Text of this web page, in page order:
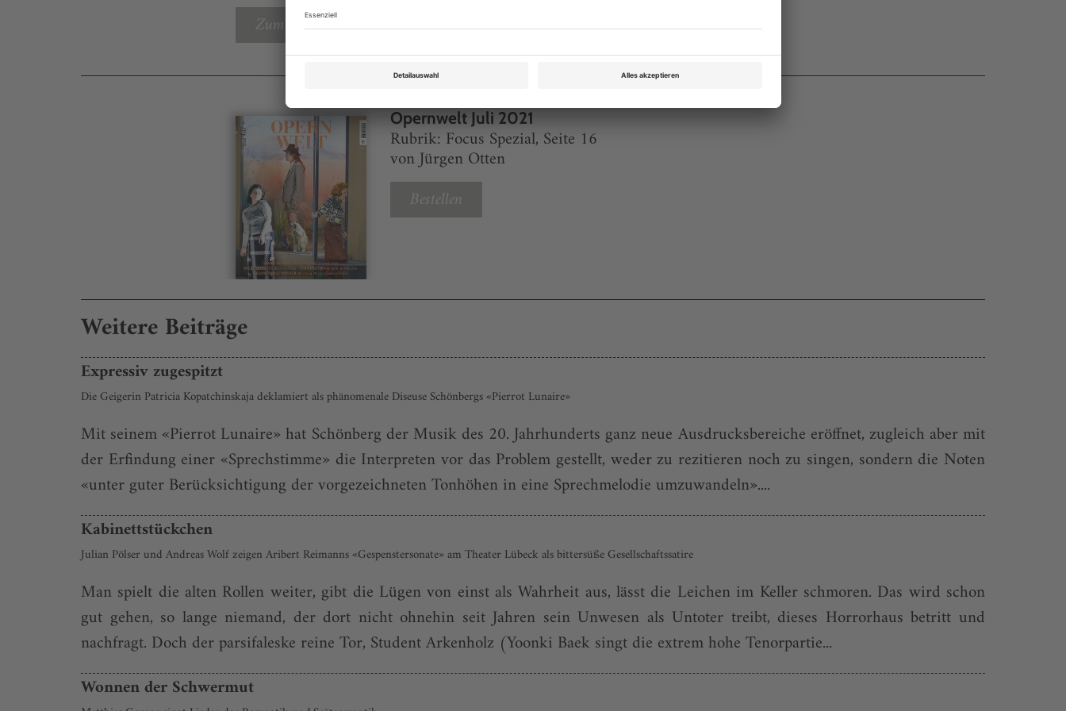
Zum Inhaltsverzeichnis
Opernwelt Juli 2021
Rubrik: Focus Spezial, Seite 16
von Jürgen Otten
Bestellen
Weitere Beiträge
Expressiv zugespitzt
Die Geigerin Patricia Kopatchinskaja deklamiert als phänomenale Diseuse Schönbergs «Pierrot Lunaire»
Mit seinem «Pierrot Lunaire» hat Schönberg der Musik des 20. Jahrhunderts ganz neue Ausdrucksbereiche eröffnet, zugleich aber mit
der Erfindung einer «Sprechstimme» die Interpreten vor das Problem gestellt, weder zu rezitieren noch zu singen, sondern die Noten
«unter guter Berücksichtigung der vorgezeichneten Tonhöhen in eine Sprechmelodie umzuwandeln»....
Kabinettstückchen
Julian Pölser und Andreas Wolf zeigen Aribert Reimanns «Gespenstersonate» am Theater Lübeck als bittersüße Gesellschaftssatire
Man spielt die alten Rollen weiter, gibt die Lügen von einst als Wahrheit aus, lässt die Leichen im Keller schmoren. Das wird schon
gut gehen, so lange niemand, der dort nicht ohnehin seit Jahren sein Unwesen als Untoter treibt, dieses Horrorhaus betritt und
nachfragt. Doch der parsifaleske reine Tor, Student Arkenholz (Yoonki Baek singt die extrem hohe Tenorpartie...
Wonnen der Schwermut